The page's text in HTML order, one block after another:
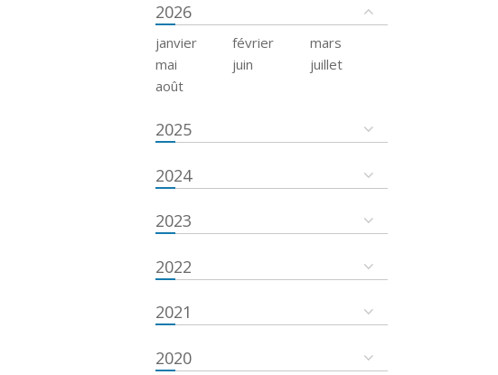
2026
janvier février
mars
mai
juin
juillet
août
2025
2024
2023
2022
2021
2020